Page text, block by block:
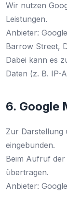
Wir nutzen
Leistungen.
Anbieter:
Barrow Street,
Dabei kann es
Daten (z. B. IP-
6. Google
Zur Darstellung
eingebunden.
Beim Aufruf der
übertragen.
Anbieter: